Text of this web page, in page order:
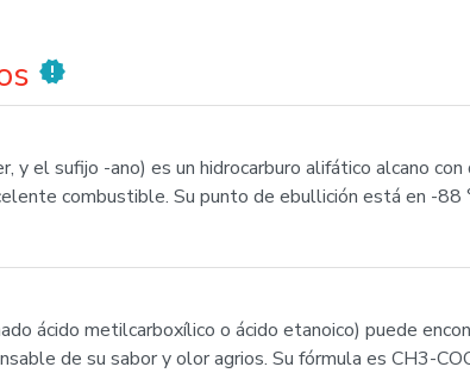
new_releases
y el sufijo -ano) es un hidrocarburo alifático alcano
combustible. Su punto de ebullición está en -88
ácido metilcarboxílico o ácido etanoico) puede
de su sabor y olor agrios. Su fórmula es CH3-